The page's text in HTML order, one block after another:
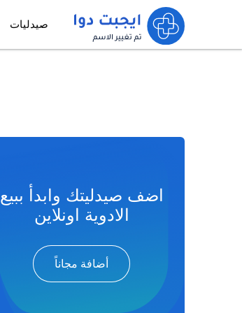
صيدليات
اضف صيدليتك وابدأ ببيع
الادوية اونلاين
أضافة مجاناً